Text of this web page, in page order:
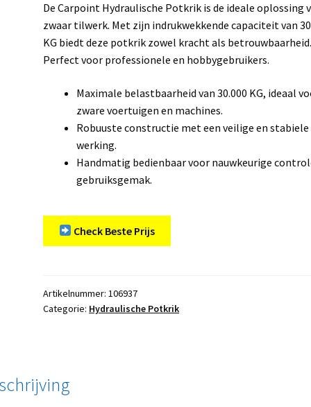
De Carpoint Hydraulische Potkrik is de ideale oplossing
zwaar tilwerk. Met zijn indrukwekkende capaciteit van
KG biedt deze potkrik zowel kracht als
Perfect voor professionele en hobbygebruikers.
Maximale belastbaarheid van 30.000 KG, ideaal
zware voertuigen en machines.
Robuuste constructie met een veilige en stabiele
werking.
Handmatig bedienbaar voor nauwkeurige
gebruiksgemak.
Check Beste Prijs
Artikelnummer:106937
Categorie: Hydraulische Potkrik